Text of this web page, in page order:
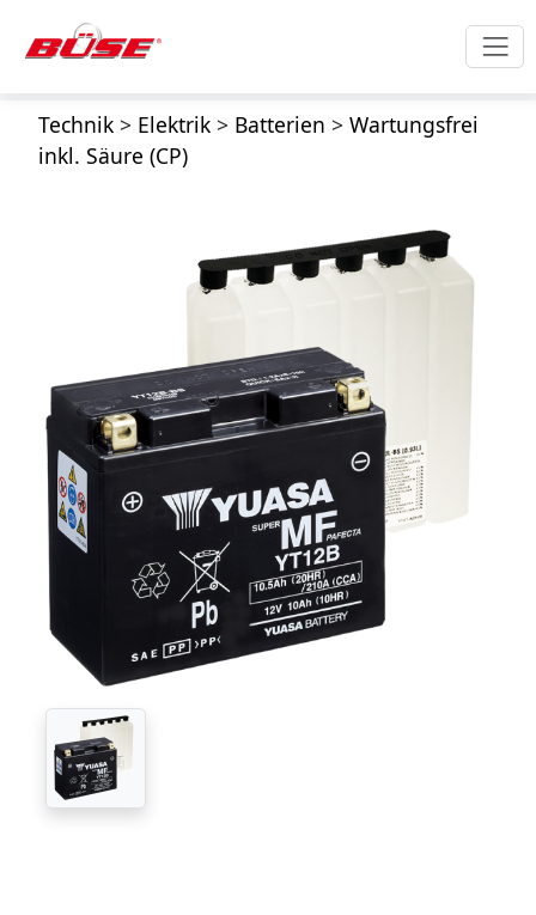
Technik> Elektrik> Batterien > Wartungsfrei
inkl. Säure (CP)